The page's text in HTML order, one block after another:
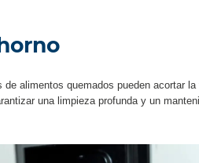
alimentos quemados pueden acortar
una limpieza profunda y un